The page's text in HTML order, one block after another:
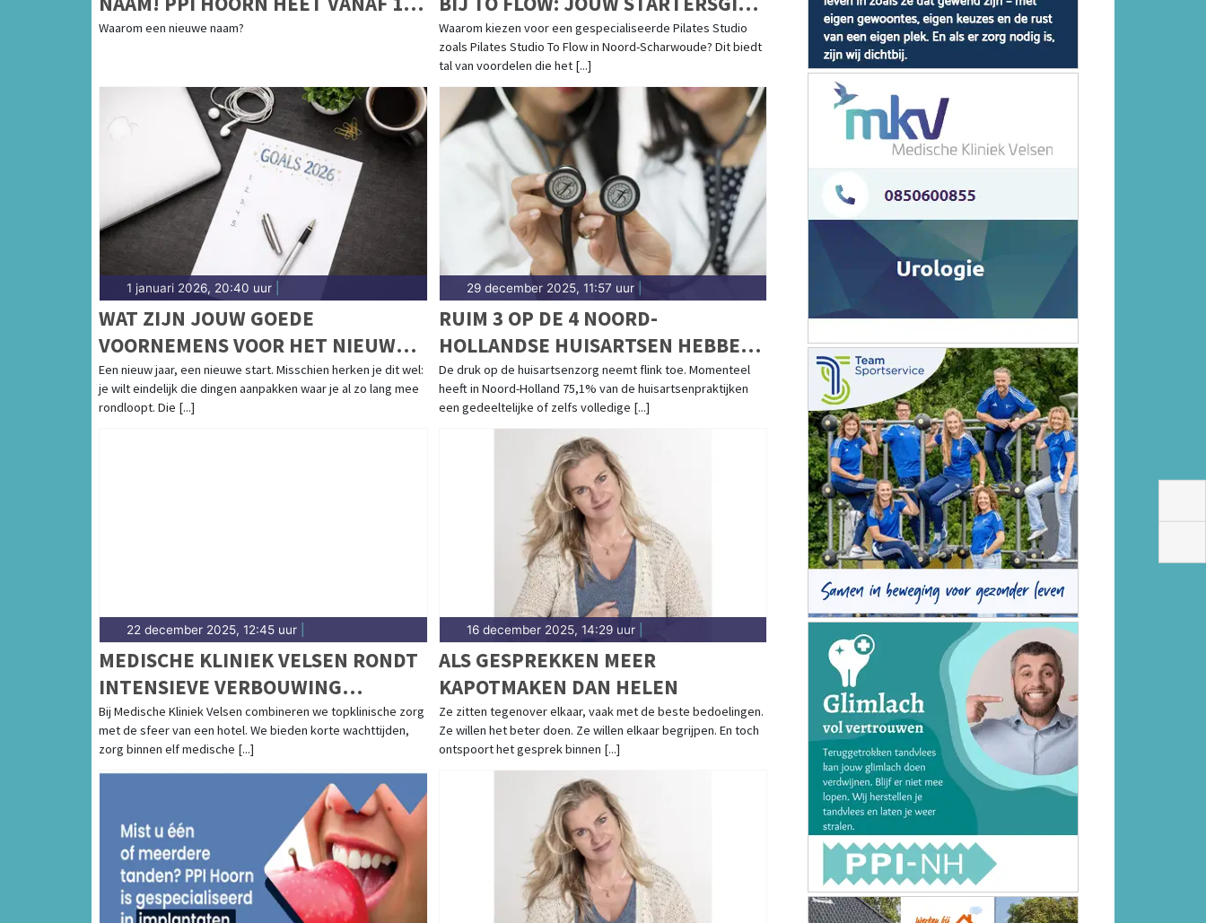
JANUARI 2026: PPI NOORD-
Waarom een nieuwe naam?
NAAR EEN GEZONDER LEVEN"
Waarom kiezen voor een gespecialiseerde Pilates Studio
zoals Pilates Studio To Flow in Noord-Scharwoude? Dit biedt
tal van voordelen die het [...]
1 januari 2026, 20:40 uur
WAT ZIJN JOUW GOEDE
VOORNEMENS VOOR HET NIEUWE
JAAR?
Een nieuw jaar, een nieuwe start. Misschien herken je dit wel:
je wilt eindelijk die dingen aanpakken waar je al zo lang mee
rondloopt. Die [...]
29 december 2025, 11:57 uur|
RUIM 3 OP DE 4 NOORD-
HOLLANDSE HUISARTSEN HEBBEN
GEDEELTELIJKE OF VOLLEDIGE
PATIËNTENSTOP
De druk op de huisartsenzorg neemt flink toe. Momenteel
heeft in Noord-Holland 75,1% van de huisartsenpraktijken
een gedeeltelijke of zelfs volledige [...]
22 december 2025, 12:45 uur
MEDISCHE KLINIEK VELSEN RONDT
INTENSIEVE VERBOUWING
HOOFDGEBOUW AF
Bij Medische Kliniek Velsen combineren we topklinische zorg
met de sfeer van een hotel. We bieden korte wachttijden,
zorg binnen elf medische [...]
16 december 2025, 14:29 uur|
ALS GESPREKKEN MEER
KAPOTMAKEN DAN HELEN
Ze zitten tegenover elkaar, vaak met de beste bedoelingen.
Ze willen het beter doen. Ze willen elkaar begrijpen. En toch
ontspoort het gesprek binnen [...]